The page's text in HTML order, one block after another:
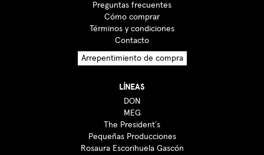
Preguntas frecuentes
Cómo comprar
Términos y condiciones
Contacto
Arrepentimiento de compra
LÍNEAS
DON
MEG
The President´s
Pequeñas Producciones
Rosaura Escorihuela Gascón